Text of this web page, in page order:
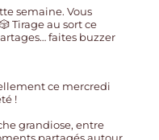
ce mercredi
!
grandiose, entre